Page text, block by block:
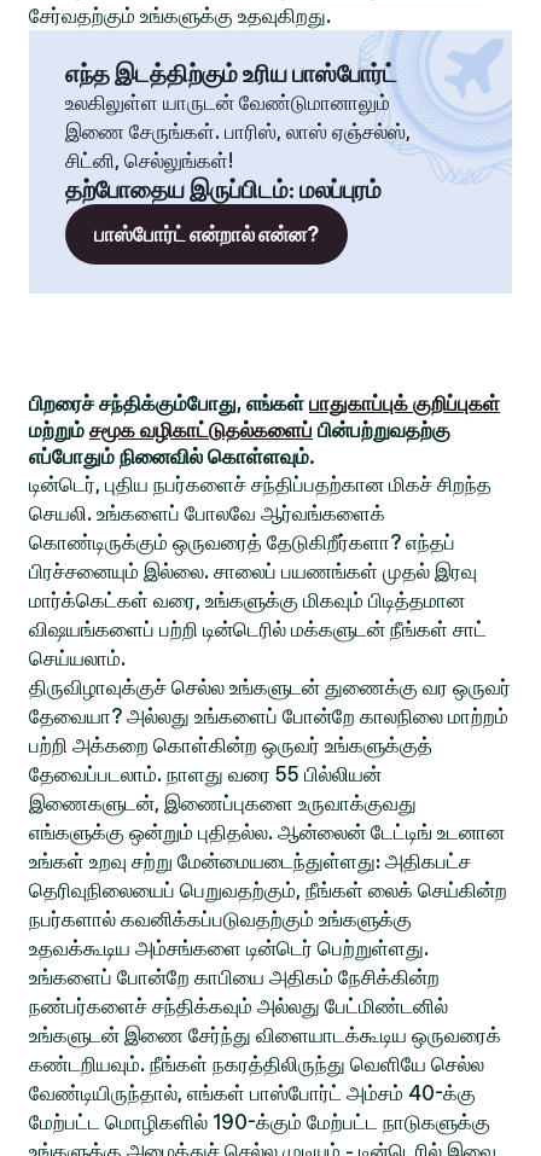
சேர்வதற்கும் உங்களுக்கு உதவுகிறது.
எந்த இடத்திற்கும் உரிய பாஸ்போர்ட்
உலகிலுள்ள யாருடன் வேண்டுமானாலும்
இணை சேருங்கள். பாரிஸ், லாஸ் ஏஞ்சல்ஸ்,
சிட்னி, செல்லுங்கள்!
தற்போதைய இருப்பிடம்: மலப்புரம்
பாஸ்போர்ட் என்றால் என்ன?
பிறரைச் சந்திக்கும்போது, எங்கள் பாதுகாப்புக் குறிப்புகள்
மற்றும் சமூக வழிகாட்டுதல்களைப் பின்பற்றுவதற்கு
எப்போதும் நினைவில் கொள்ளவும்.
டின்டெர், புதிய நபர்களைச் சந்திப்பதற்கான மிகச் சிறந்த
செயலி. உங்களைப் போலவே ஆர்வங்களைக்
கொண்டிருக்கும் ஒருவரைத் தேடுகிறீர்களா? எந்தப்
பிரச்சனையும் இல்லை. சாலைப் பயணங்கள் முதல் இரவு
மார்க்கெட்கள் வரை, உங்களுக்கு மிகவும் பிடித்தமான
விஷயங்களைப் பற்றி டின்டெரில் மக்களுடன் நீங்கள் சாட்
செய்யலாம்.
திருவிழாவுக்குச் செல்ல உங்களுடன் துணைக்கு வர ஒருவர்
தேவையா? அல்லது உங்களைப் போன்றே காலநிலை மாற்றம்
பற்றி அக்கறை கொள்கின்ற ஒருவர் உங்களுக்குத்
தேவைப்படலாம். நாளது வரை 55 பில்லியன்
இணைகளுடன், இணைப்புகளை உருவாக்குவது
எங்களுக்கு ஒன்றும் புதிதல்ல. ஆன்லைன் டேட்டிங் உடனான
உங்கள் உறவு சற்று மேன்மையடைந்துள்ளது: அதிகபட்ச
தெரிவுநிலையைப் பெறுவதற்கும், நீங்கள் லைக் செய்கின்ற
நபர்களால் கவனிக்கப்படுவதற்கும் உங்களுக்கு
உதவக்கூடிய அம்சங்களை டின்டெர் பெற்றுள்ளது.
உங்களைப் போன்றே காபியை அதிகம் நேசிக்கின்ற
நண்பர்களைச் சந்திக்கவும் அல்லது பேட்மிண்டனில்
உங்களுடன் இணை சேர்ந்து விளையாடக்கூடிய ஒருவரைக்
கண்டறியவும். நீங்கள் நகரத்திலிருந்து வெளியே செல்ல
வேண்டியிருந்தால், எங்கள் பாஸ்போர்ட் அம்சம் 40-க்கு
மேற்பட்ட மொழிகளில் 190-க்கும் மேற்பட்ட நாடுகளுக்கு
உங்களுக்கு அழைத்துச் செல்ல முடியும் - டின்டெரில் இவை